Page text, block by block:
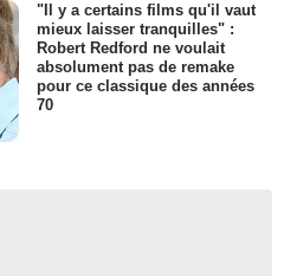
"Il y a certains films qu'il vaut
mieux laisser tranquilles" :
Robert Redford ne voulait
absolument pas de remake
pour ce classique des années
70